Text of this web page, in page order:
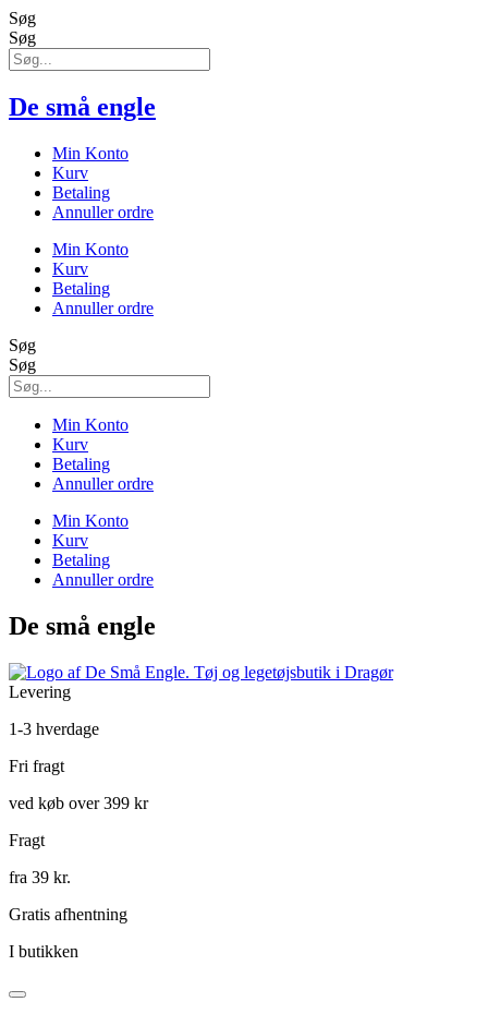
Søg
Søg
De små engle
Min Konto
Kurv
Betaling
Annuller ordre
Min Konto
Kurv
Betaling
Annuller ordre
Søg
Søg
Min Konto
Kurv
Betaling
Annuller ordre
Min Konto
Kurv
Betaling
Annuller ordre
De små engle
Levering
1-3 hverdage
Fri fragt
ved køb over 399 kr
Fragt
fra 39 kr.
Gratis afhentning
I butikken